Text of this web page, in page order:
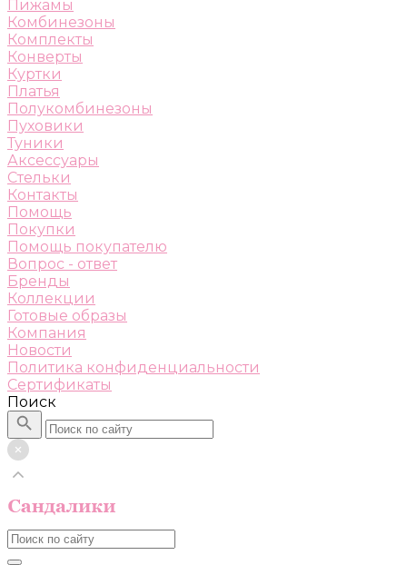
Пижамы
Комбинезоны
Комплекты
Конверты
Куртки
Платья
Полукомбинезоны
Пуховики
Туники
Аксессуары
Стельки
Контакты
Помощь
Покупки
Помощь покупателю
Вопрос - ответ
Бренды
Коллекции
Готовые образы
Компания
Новости
Политика конфиденциальности
Сертификаты
Поиск